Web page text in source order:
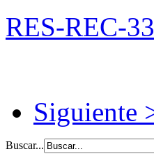
RES-REC-
Siguiente
Buscar...